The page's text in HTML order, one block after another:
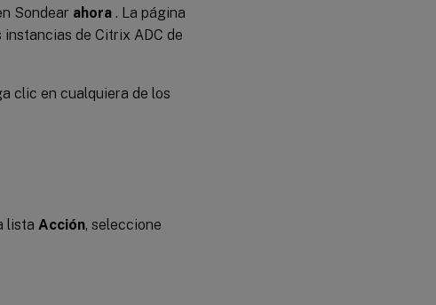
Sondear ahora . La página
de Citrix ADC de
clic en cualquiera de los
lista Acción, seleccione